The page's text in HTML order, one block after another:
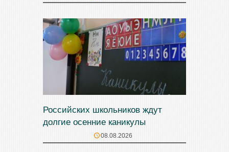
Российских школьников ждут
долгие осенние каникулы
08.08.2026